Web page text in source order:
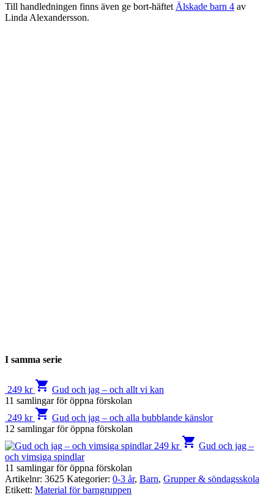
Till handledningen finns även ge bort-häftet Älskade barn 4 av
Linda Alexandersson.
I samma serie
249 kr shopping_cart Gud och jag – och allt vi kan
11 samlingar för öppna förskolan
249 kr shopping_cart Gud och jag – och alla bubblande känslor
12 samlingar för öppna förskolan
249 kr shopping_cart Gud och jag –
och vimsiga spindlar
11 samlingar för öppna förskolan
Artikelnr: 3625 Kategorier: 0-3 år, Barn, Grupper & söndagsskola
Etikett: Material för barngruppen